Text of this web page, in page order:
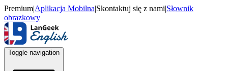
Premium|Aplikacja Mobilna|Skontaktuj się z nami|Słownik
obrazkowy
Toggle navigation